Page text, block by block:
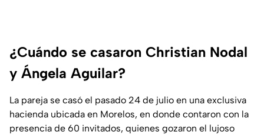
¿Cuándo se casaron Christian Nodal
y Ángela Aguilar?
La pareja se casó el pasado 24 de julio en una exclusiva
hacienda ubicada en Morelos, en donde contaron con la
presencia de 60 invitados, quienes gozaron el lujoso